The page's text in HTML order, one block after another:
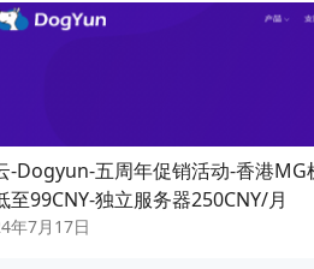
-Dogyun-五周年促销活动-香港MG
至99CNY-独立服务器250CNY/月
年7月17日